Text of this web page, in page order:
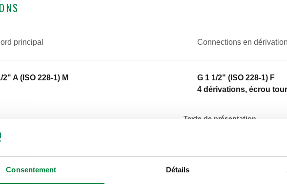
Consentement Détails
principal
Connections en dérivation
2" A (ISO 228-1) M
G 1 1/2" (ISO 228-1) F
4 dérivations, écrou
Texte de présentation
CALEFFI, 550031.
3+1 dérivations. Raccord
dérivation: G 1 1/2" (ISO
d'exercice: 10 bar. Plage de